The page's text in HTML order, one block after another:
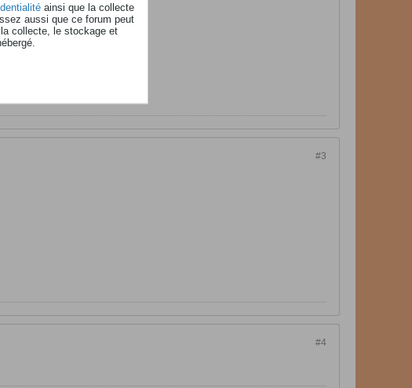
#3
#4
ainsi que la collecte
aussi que ce forum peut
collecte, le stockage et